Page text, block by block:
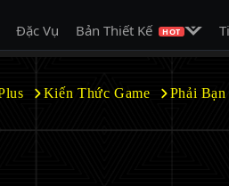
Đặc Vụ Bản Thiết Kế HOT Mở
Kiến Thức Game Phải